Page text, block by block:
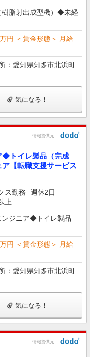
樹脂射出成型機）◆未経
円 ＜賃金形態＞ 月給
：愛知県知多市北浜町
気になる！
情報提供元
◆トイレ製品（完成
【転職支援サービス
ス勤務
週休2日
上
ンジニア◆トイレ製品
円 ＜賃金形態＞ 月給
：愛知県知多市北浜町
気になる！
情報提供元